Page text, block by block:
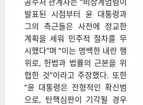
요 야당 인사들을 체포하며 정
치 활동을 억압했다고 주장했
다. 또한, 선관위의 주요 직원들
을 강제 연행하려 시도하며 선
거 시스템을 마비시켰다는 혐의
도 제기됐다.
공수처 관계자는 “비상계엄령이